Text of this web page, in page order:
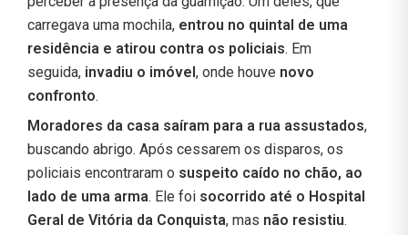
carregava uma mochila, entrou no quintal de uma
residência e atirou contra os policiais. Em
seguida, invadiu o imóvel, onde houve novo
confronto.
Moradores da casa saíram para a rua assustados,
buscando abrigo. Após cessarem os disparos, os
policiais encontraram o suspeito caído no chão, ao
lado de uma arma. Ele foi socorrido até o Hospital
Geral de Vitória da Conquista, mas não resistiu.